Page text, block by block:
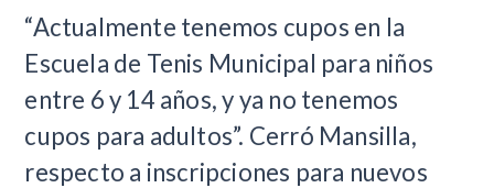
“Actualmente tenemos cupos en la
Escuela de Tenis Municipal para niños
entre 6 y 14 años, y ya no tenemos
cupos para adultos”. Cerró Mansilla,
respecto a inscripciones para nuevos